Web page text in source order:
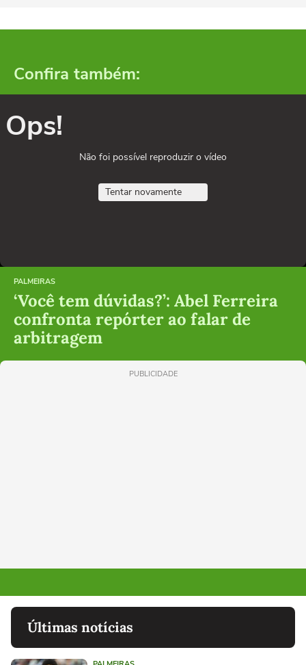
Confira também:
Ops!
Não foi possível reproduzir o vídeo
Tentar novamente
PALMEIRAS
‘Você tem dúvidas?’: Abel Ferreira
confronta repórter ao falar de
arbitragem
PUBLICIDADE
Últimas notícias